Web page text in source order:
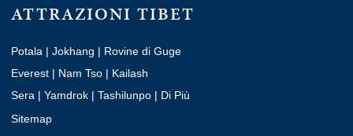
ATTRAZIONI TIBET
Potala | Jokhang | Rovine di Guge
Everest | Nam Tso | Kailash
Sera | Yamdrok | Tashilunpo | Di Più
Sitemap